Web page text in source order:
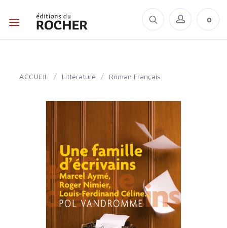
0
ACCUEIL / Littérature / Roman Français